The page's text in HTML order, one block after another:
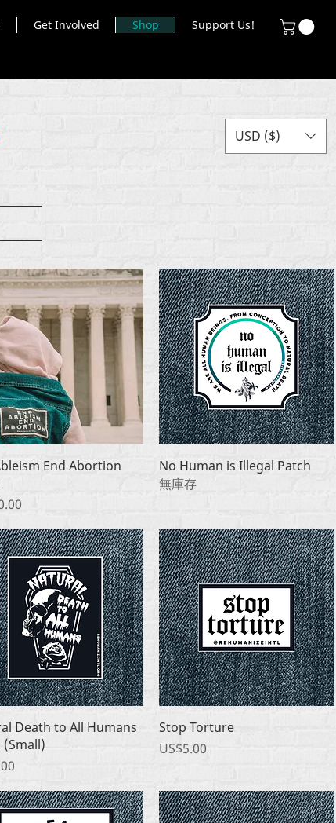
Get Involved Shop Support Us!
USD ($)
快速瀏覽
End Abortion
快速瀏覽
No Human is Illegal Patch
無庫存
快速瀏覽
Death to All Humans
(Small)
快速瀏覽
Stop Torture
價格
US$5.00